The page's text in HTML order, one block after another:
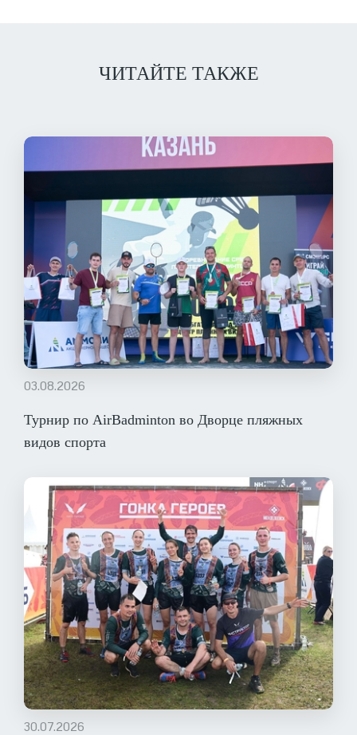
ЧИТАЙТЕ ТАКЖЕ
03.08.2026
Турнир по AirBadminton во Дворце пляжных
видов спорта
30.07.2026